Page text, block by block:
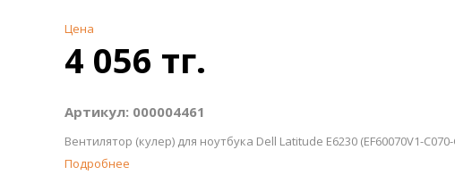
Цена
4 056 тг.
Артикул: 000004461
Вентилятор (кулер) для ноутбука Dell Latitude E6230 (EF60070V1-C070-
Подробнее